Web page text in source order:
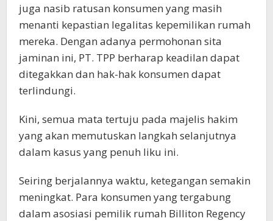
juga nasib ratusan konsumen yang masih
menanti kepastian legalitas kepemilikan rumah
mereka. Dengan adanya permohonan sita
jaminan ini, PT. TPP berharap keadilan dapat
ditegakkan dan hak-hak konsumen dapat
terlindungi.
Kini, semua mata tertuju pada majelis hakim
yang akan memutuskan langkah selanjutnya
dalam kasus yang penuh liku ini.
Seiring berjalannya waktu, ketegangan semakin
meningkat. Para konsumen yang tergabung
dalam asosiasi pemilik rumah Billiton Regency